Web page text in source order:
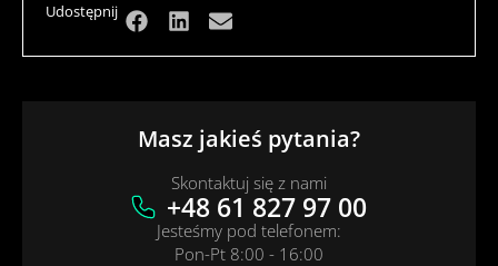
Udostępnij
Masz jakieś pytania?
Skontaktuj się z nami
+48 61 827 97 00
Jesteśmy pod telefonem:
Pon-Pt 8:00 - 16:00